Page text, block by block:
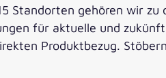
Standorten gehören wir zu
für aktuelle und
Produktbezug.